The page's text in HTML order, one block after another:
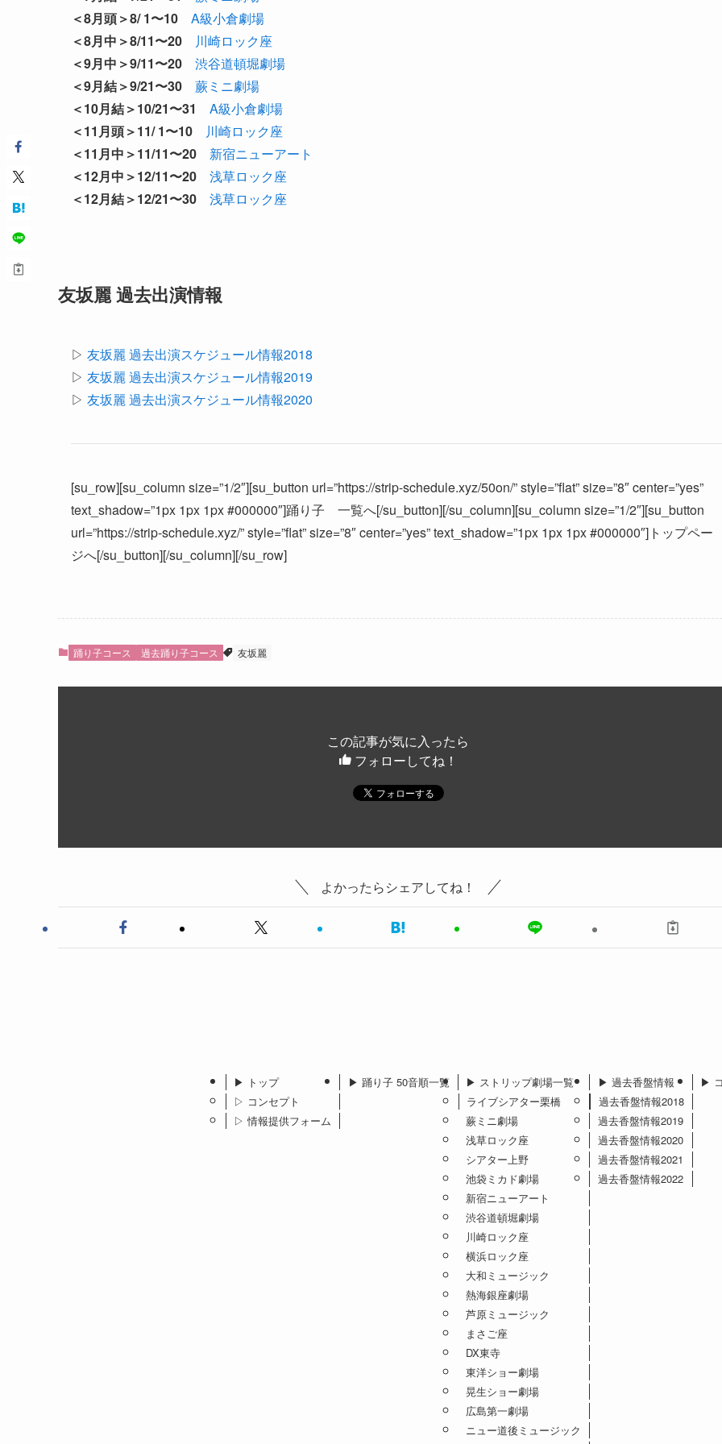
＜8月頭＞8/ 1〜10
A級小倉劇場
＜8月中＞8/11〜20
川崎ロック座
＜9月中＞9/11〜20
渋谷道頓堀劇場
＜9月結＞9/21〜30
蕨ミニ劇場
＜10月結＞10/21〜31
A級小倉劇場
＜11月頭＞11/ 1〜10
川崎ロック座
＜11月中＞11/11〜20
新宿ニューアート
＜12月中＞12/11〜20
浅草ロック座
＜12月結＞12/21〜30
浅草ロック座
友坂麗 過去出演情報
▷ 友坂麗 過去出演スケジュール情報2018
▷ 友坂麗 過去出演スケジュール情報2019
▷ 友坂麗 過去出演スケジュール情報2020
[su_row][su_column size=”1/2″][su_button url=”https://strip-schedule.xyz/50on/” style=”flat” size=”8″ center=”yes”
text_shadow=”1px 1px 1px #000000″]踊り子 一覧へ[/su_button][/su_column][su_column size=”1/2″][su_button
url=”https://strip-schedule.xyz/” style=”flat” size=”8″ center=”yes” text_shadow=”1px 1px 1px #000000″]トップペー
ジへ[/su_button][/su_column][/su_row]
踊り子コース 過去踊り子コース 友坂麗
この記事が気に入ったら
フォローしてね！
よかったらシェアしてね！
▶︎ トップ
▷ コンセプト
▷ 情報提供フォーム
▶︎ 踊り子 50音順一覧
▶︎ ストリップ劇場一覧
ライブシアター栗橋
蕨ミニ劇場
浅草ロック座
シアター上野
池袋ミカド劇場
新宿ニューアート
渋谷道頓堀劇場
川崎ロック座
横浜ロック座
大和ミュージック
熱海銀座劇場
芦原ミュージック
まさご座
DX東寺
東洋ショー劇場
晃生ショー劇場
広島第一劇場
ニュー道後ミュージック
▶︎ 過去香盤情報
過去香盤情報2018
過去香盤情報2019
過去香盤情報2020
過去香盤情報2021
過去香盤情報2022
▶︎